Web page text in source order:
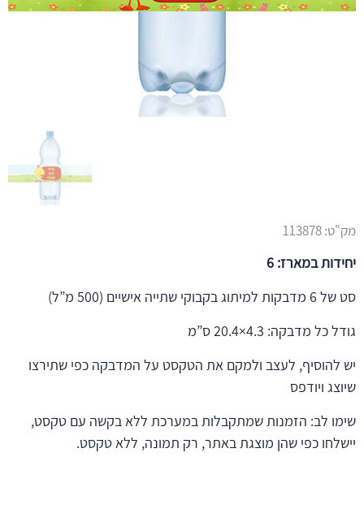
מק"ט:113878
יחידות במארז: 6
סט של 6 מדבקות למיתוג בקבוקי שתייה אישיים (500 מ”ל)
גודל כל מדבקה: 4.3×20.4 ס”מ
יש להוסיף, לעצב ולמקם את הטקסט על המדבקה כפי שתירצו
שיוצג ויודפס
שימו לב: הזמנות שמתקבלות במערכת ללא בקשה עם טקסט,
יישלחו כפי שהן מוצגת באתר, רק תמונה, ללא טקסט.